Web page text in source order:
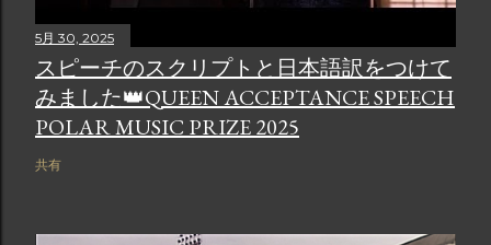
5月 30, 2025
スピーチのスクリプトと日本語訳をつけて
みました👑QUEEN ACCEPTANCE SPEECH
POLAR MUSIC PRIZE 2025
共有